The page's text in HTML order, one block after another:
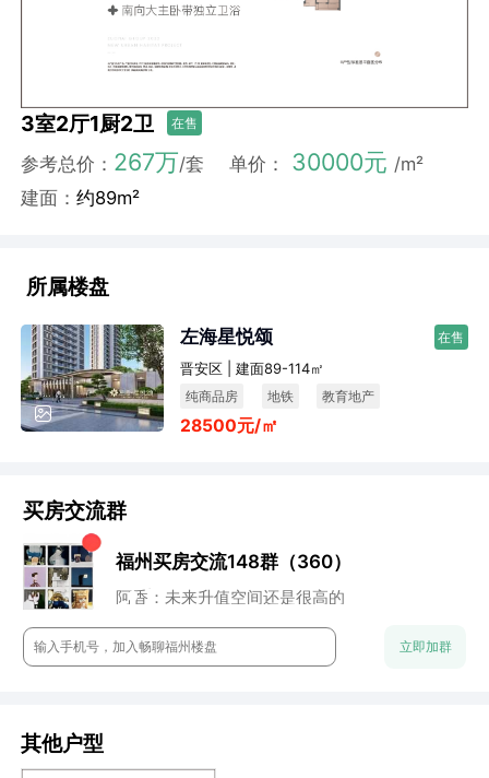
3室2厅1厨2卫 在售
参考总价： 267万/套 单价： 30000元 /m²
建面：约89m²
所属楼盘
左海星悦颂 在售
晋安区 | 建面89-114㎡
纯商品房 地铁
教育地产
宜居生态
28500元/㎡
买房交流群
福州买房交流148群（360）
董董：谁来点评下这个盘？
阿香：未来升值空间还是很高的
云澈：这个楼盘还是很保值的
chun：附近的商业配置怎么样？
立即加群
其他户型